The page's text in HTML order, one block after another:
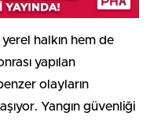
yerel halkın hem de
yapılan
olayların
Yangın güvenliği